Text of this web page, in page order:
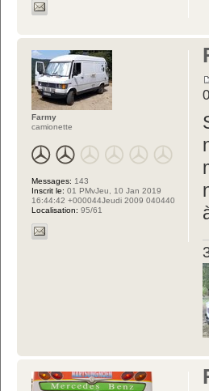
Farmy
camionette
Messages: 143
Inscrit le: 01 PMvJeu, 10 Jan 2019
16:44:42 +000044Jeudi 2009 040440
Localisation: 95/61